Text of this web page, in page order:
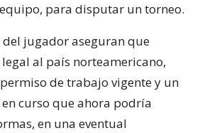
para disputar un torneo.
jugador aseguran que
al país norteamericano,
de trabajo vigente y un
curso que ahora podría
en una eventual